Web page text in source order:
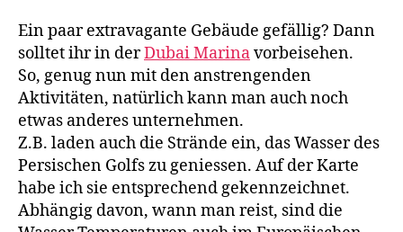
Ein paar extravagante Gebäude gefällig? Dann
solltet ihr in derDubai Marinavorbeisehen.
So, genug nun mit den anstrengenden
Aktivitäten, natürlich kann man auch noch
etwas anderes unternehmen.
Z.B. laden auch die Strände ein, das Wasser des
Persischen Golfs zu geniessen. Auf der Karte
habe ich sie entsprechend gekennzeichnet.
Abhängig davon, wann man reist, sind die